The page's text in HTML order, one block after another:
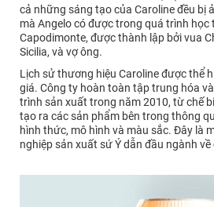
cả những sáng tạo của Caroline đều bị
mà Angelo có được trong quá trình
Capodimonte, được thành lập bởi vua
Sicilia, và vợ ông.
Lịch sử thương hiệu Caroline được thể
giá. Công ty hoàn toàn tập trung hóa
trình sản xuất trong năm 2010, từ chế
tạo ra các sản phẩm bên trong thông
hình thức, mô hình và màu sắc. Đây là
nghiệp sản xuất sứ Ý dẫn đầu ngành